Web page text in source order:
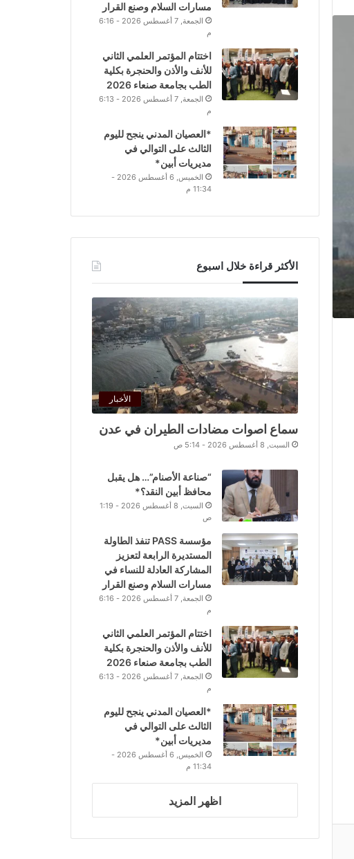
مسارات السلام وصنع القرار
الجمعة, 7 أغسطس 2026 - 6:16
م
اختتام المؤتمر العلمي الثاني
للأنف والأذن والحنجرة بكلية
الطب بجامعة صنعاء 2026
الجمعة, 7 أغسطس 2026 - 6:13
م
*العصيان المدني ينجح لليوم
الثالث على التوالي في
مديريات أبين*
الخميس, 6 أغسطس 2026 -
11:34 م
الأكثر قراءة خلال اسبوع
الأخبار
سماع اصوات مضادات الطيران في عدن
السبت, 8 أغسطس 2026 - 5:14 ص
“صناعة الأصنام”… هل يقبل
محافظ أبين النقد؟*
السبت, 8 أغسطس 2026 - 1:19
ص
مؤسسة PASS تنفذ الطاولة
المستديرة الرابعة لتعزيز
المشاركة العادلة للنساء في
مسارات السلام وصنع القرار
الجمعة, 7 أغسطس 2026 - 6:16
م
اختتام المؤتمر العلمي الثاني
للأنف والأذن والحنجرة بكلية
الطب بجامعة صنعاء 2026
الجمعة, 7 أغسطس 2026 - 6:13
م
*العصيان المدني ينجح لليوم
الثالث على التوالي في
مديريات أبين*
الخميس, 6 أغسطس 2026 -
11:34 م
اظهر المزيد